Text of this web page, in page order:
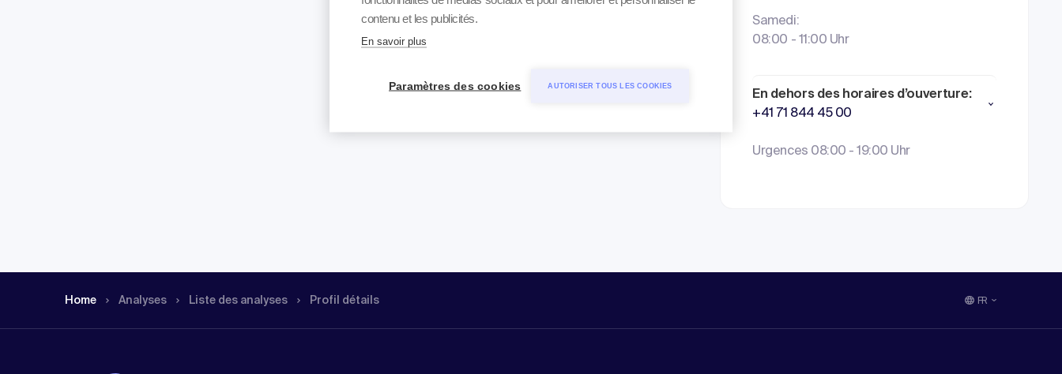
Samedi:
08:00 - 11:00 Uhr
En dehors des horaires d’ouverture:
+41 71 844 45 00
Urgences 08:00 - 19:00 Uhr
Home Analyses Liste des analyses Profil détails FR
contenu et les publicités.
En savoir plus
Paramètres des cookies AUTORISER TOUS LES COOKIES